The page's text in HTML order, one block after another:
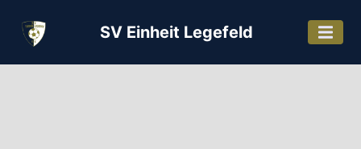
SV Einheit Legefeld